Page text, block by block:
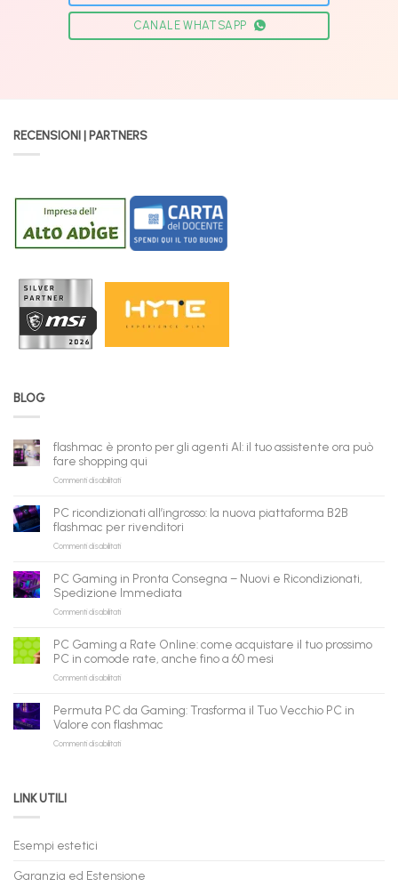
CANALE WHATSAPP
RECENSIONI | PARTNERS
BLOG
flashmac è pronto per gli agenti AI: il tuo assistente ora può
fare shopping qui
Commenti disabilitatisu
pronto
per
gli
il
tuo
assistente
può
fare
shopping
qui
PC ricondizionati all’ingrosso: la nuova piattaforma B2B
flashmac per rivenditori
Commenti disabilitatisu
all’ingrosso:
la
nuova
B2B
flashmac
per
rivenditori
PC Gaming in Pronta Consegna – Nuovi e Ricondizionati,
Spedizione Immediata
Commenti disabilitatisu
in
Pronta
Consegna
Nuovi
Ricondizionati,
Spedizione
PC Gaming a Rate Online: come acquistare il tuo prossimo
PC in comode rate, anche fino a 60 mesi
Commenti disabilitatisu
a
Rate
Online:
anche
Permuta PC da Gaming: Trasforma il Tuo Vecchio PC in
Valore con flashmac
Commenti disabilitatisu
in
LINK UTILI
Esempi estetici
Garanzia ed Estensione